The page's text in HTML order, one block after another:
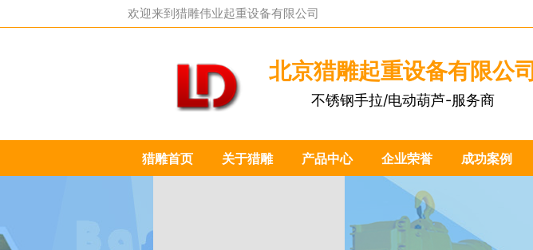
欢迎来到猎雕伟业起重设备有限公司
北京猎雕起重设备有限公司
不锈钢手拉/电动葫芦-服务商
猎雕首页 关于猎雕 产品中心 企业荣誉 成功案例